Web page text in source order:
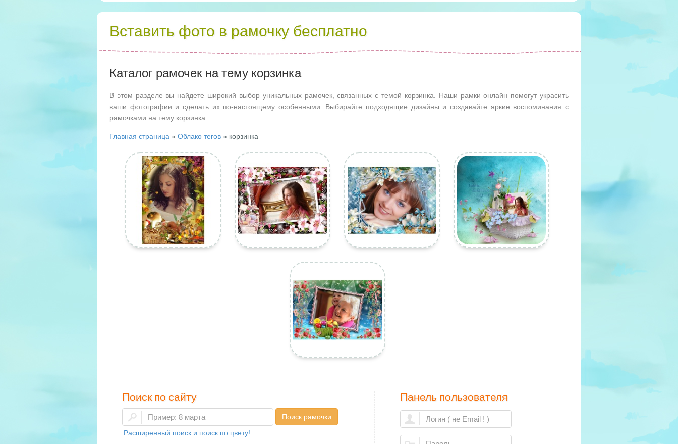
Вставить фото в рамочку бесплатно
Каталог рамочек на тему корзинка
В этом разделе вы найдете широкий выбор уникальных рамочек, связанных с темой корзинка. Наши рамки онлайн помогут украсить
ваши фотографии и сделать их по-настоящему особенными. Выбирайте подходящие дизайны и создавайте яркие воспоминания с
рамочками на тему корзинка.
Главная страница » Облако тегов » корзинка
Поиск по сайту
Поиск рамочки
Расширенный поиск и поиск по цвету!
Панель пользователя